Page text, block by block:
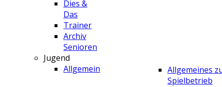
Dies &
Das
Trainer
Archiv
Senioren
Jugend
Allgemein
Allgemeines
Spielbetrieb